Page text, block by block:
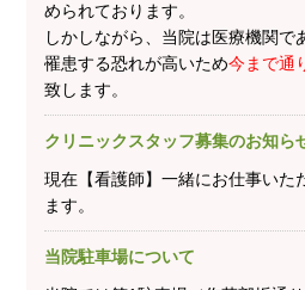
められております。
しかしながら、当院は医療機関で
罹患する恐れが高いため今まで通
致します。
クリニックスタッフ募集のお知ら
現在【看護師】一緒にお仕事いた
ます。
当院駐車場について